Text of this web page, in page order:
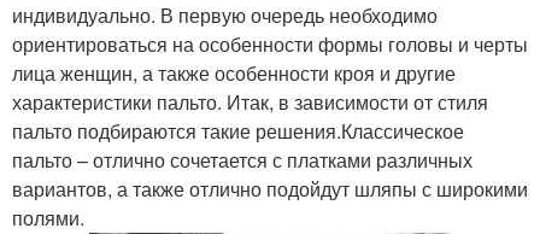
индивидуально. В первую очередь необходимо
ориентироваться на особенности формы головы и черты
лица женщин, а также особенности кроя и другие
характеристики пальто. Итак, в зависимости от стиля
пальто подбираются такие решения.Классическое
пальто – отлично сочетается с платками различных
вариантов, а также отлично подойдут шляпы с широкими
полями.